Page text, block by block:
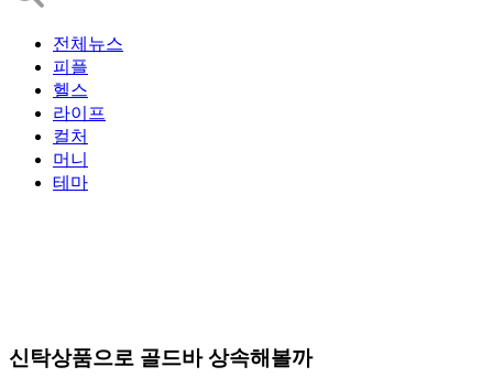
전체뉴스
피플
헬스
라이프
컬처
머니
테마
신탁상품으로 골드바 상속해볼까